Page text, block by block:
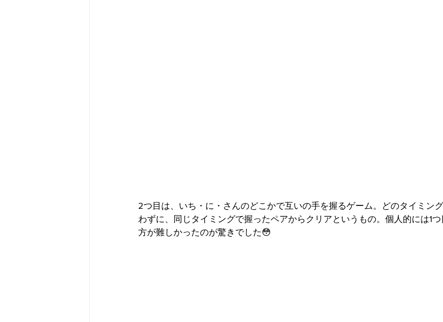
2つ目は、いち・に・さんのどこかで互いの手を握るゲーム。どのタイミン
わずに、同じタイミングで握ったペアからクリアというもの。個人的には1
方が難しかったのが驚きでした😳